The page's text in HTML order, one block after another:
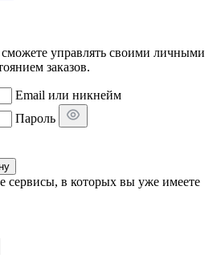
управлять своими личными
заказов.
Email или никнейм
Пароль
сервисы, в которых вы уже имеете